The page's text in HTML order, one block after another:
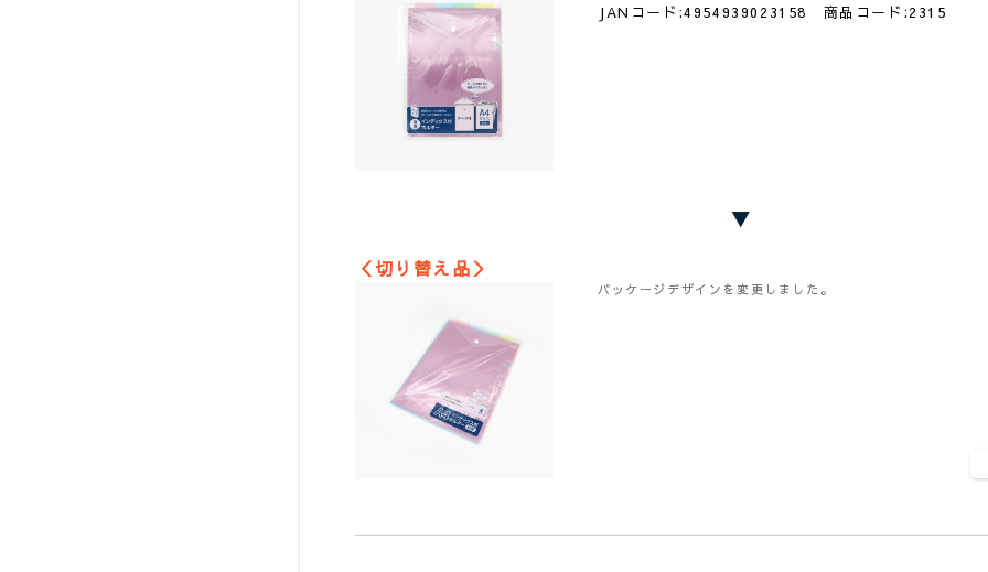
JANコード:4954939023158 商品コード:2315
▼
＜切り替え品＞
パッケージデザインを変更しました。